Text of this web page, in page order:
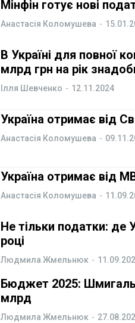
Мінфін готує нові
Анастасія Коломушева -
В Україні для повної
млрд грн на рік
Ілля Шевченко - 12.11.2024
Україна отримає від
Анастасія Коломушева -
Україна отримає від
Анастасія Коломушева -
Не тільки податки: де
році
Людмила Жмельнюк -
Бюджет 2025: Шмигаль
млрд
Людмила Жмельнюк -